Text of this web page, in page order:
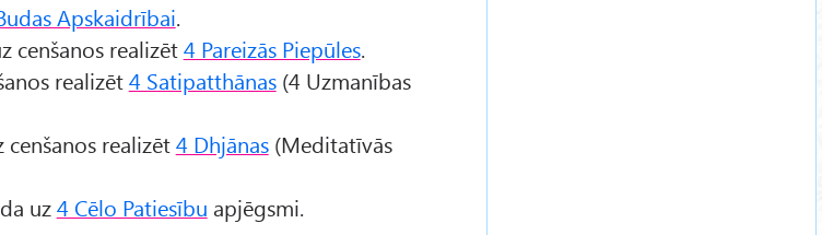
Apskaidrībai.
cenšanos realizēt4 Pareizās Piepūles.
realizēt4 Satipatthānas(4 Uzmanības
cenšanos realizēt4 Dhjānas(Meditatīvās
uz4 Cēlo Patiesību apjēgsmi.